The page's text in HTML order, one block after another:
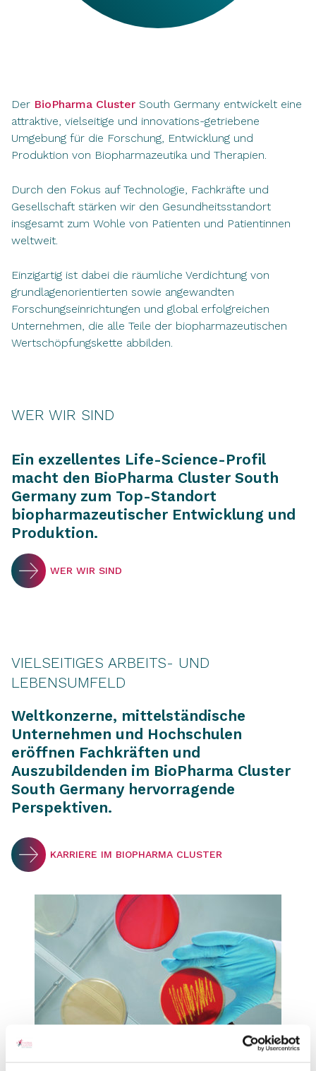
Der BioPharma Cluster South Germany entwickelt eine
attraktive, vielseitige und innovations-getriebene
Umgebung für die Forschung, Entwicklung und
Produktion von Biopharmazeutika und Therapien.
Durch den Fokus auf Technologie, Fachkräfte und
Gesellschaft stärken wir den Gesundheitsstandort
insgesamt zum Wohle von Patienten und Patientinnen
weltweit.
Einzigartig ist dabei die räumliche Verdichtung von
grundlagenorientierten sowie angewandten
Forschungseinrichtungen und global erfolgreichen
Unternehmen, die alle Teile der biopharmazeutischen
Wertschöpfungskette abbilden.
WER WIR SIND
Ein exzellentes Life-Science-Profil
macht den BioPharma Cluster South
Germany zum Top-Standort
biopharmazeutischer Entwicklung und
Produktion.
WER WIR SIND
VIELSEITIGES ARBEITS- UND
LEBENSUMFELD
Weltkonzerne, mittelständische
Unternehmen und Hochschulen
eröffnen Fachkräften und
Auszubildenden im BioPharma Cluster
South Germany hervorragende
Perspektiven.
KARRIERE IM BIOPHARMA CLUSTER